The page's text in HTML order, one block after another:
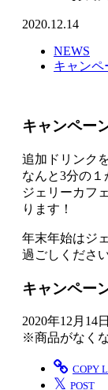
2020.12.14
NEWS
キャンペ
キャンペー
追加ドリンク
なんと3分の
ジェリーカフ
ります！
年末年始はジ
過ごしください
キャンペー
2020年12月14
※商品がなく
COPY
𝕏 POST